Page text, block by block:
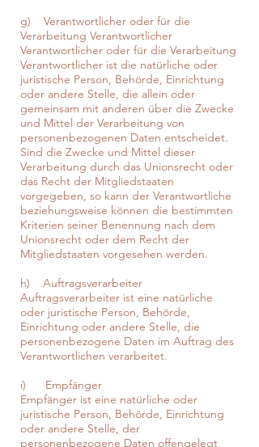
g) Verantwortlicher oder für die
Verarbeitung Verantwortlicher
Verantwortlicher oder für die Verarbeitung
Verantwortlicher ist die natürliche oder
juristische Person, Behörde, Einrichtung
oder andere Stelle, die allein oder
gemeinsam mit anderen über die Zwecke
und Mittel der Verarbeitung von
personenbezogenen Daten entscheidet.
Sind die Zwecke und Mittel dieser
Verarbeitung durch das Unionsrecht oder
das Recht der Mitgliedstaaten
vorgegeben, so kann der Verantwortliche
beziehungsweise können die bestimmten
Kriterien seiner Benennung nach dem
Unionsrecht oder dem Recht der
Mitgliedstaaten vorgesehen werden.
h) Auftragsverarbeiter
Auftragsverarbeiter ist eine natürliche
oder juristische Person, Behörde,
Einrichtung oder andere Stelle, die
personenbezogene Daten im Auftrag des
Verantwortlichen verarbeitet.
i) Empfänger
Empfänger ist eine natürliche oder
juristische Person, Behörde, Einrichtung
oder andere Stelle, der
personenbezogene Daten offengelegt